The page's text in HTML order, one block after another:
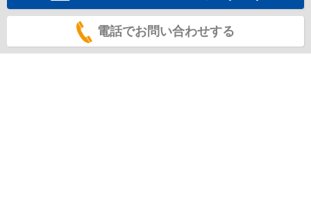
電話でお問い合わせする